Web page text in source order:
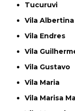
Tucuruvi
Vila Albertina
Vila Endres
Vila
Vila Gustavo
Vila Maria
Vila Marisa